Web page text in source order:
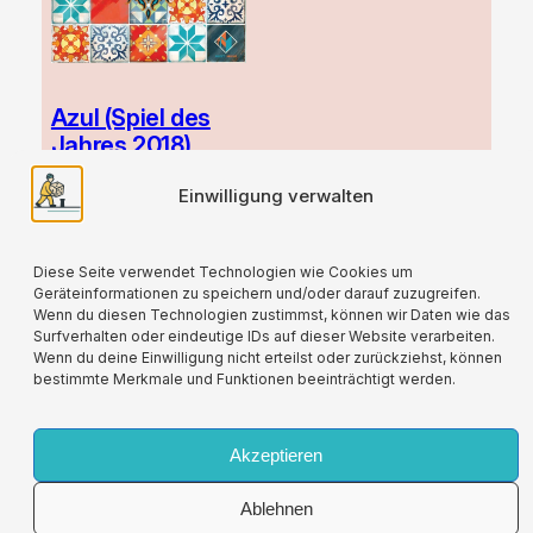
Einwilligung verwalten
Diese Seite verwendet Technologien wie Cookies um
Geräteinformationen zu speichern und/oder darauf zuzugreifen.
Wenn du diesen Technologien zustimmst, können wir Daten wie das
Surfverhalten oder eindeutige IDs auf dieser Website verarbeiten.
Wenn du deine Einwilligung nicht erteilst oder zurückziehst, können
bestimmte Merkmale und Funktionen beeinträchtigt werden.
Akzeptieren
Ablehnen
Azul (Spiel des
Jahres 2018)
37,90
Für alle verwendeten Versandverpackungen
Kompensation geleistet.
Impressum